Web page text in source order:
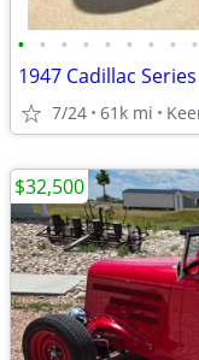
• • • • • • • • •
1947 Cadillac
7/24 61k mi
$32,500